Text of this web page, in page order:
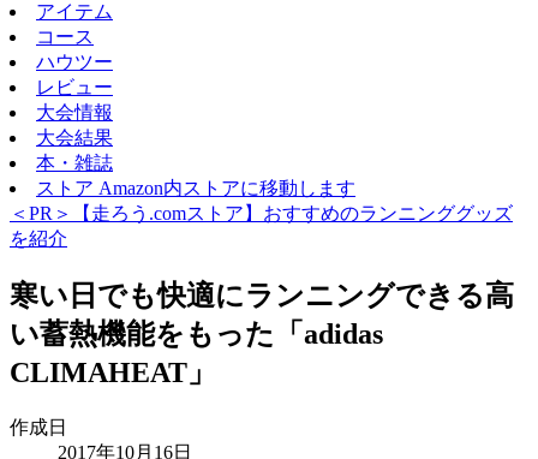
アイテム
コース
ハウツー
レビュー
大会情報
大会結果
本・雑誌
ストア Amazon内ストアに移動します
＜PR＞【走ろう.comストア】おすすめのランニンググッズ
を紹介
寒い日でも快適にランニングできる高
い蓄熱機能をもった「adidas
CLIMAHEAT」
作成日
2017年10月16日